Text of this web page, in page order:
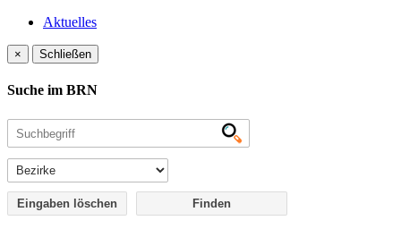
Aktuelles
× Schließen
Suche im BRN
Eingaben löschen